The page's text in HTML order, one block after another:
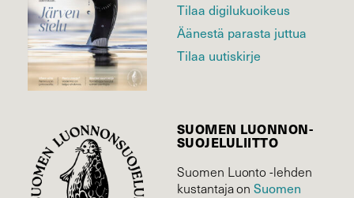
Tilaa digilukuoikeus
Äänestä parasta juttua
Tilaa uutiskirje
SUOMEN LUONNON­
SUOJELU­LIITTO
Suomen Luonto -lehden
kustantaja onSuomen